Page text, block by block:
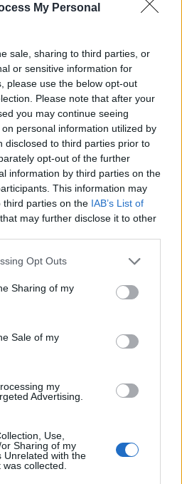
My Personal
sale, sharing to third parties, or
or sensitive information for
please use the below opt-out
Please note that after your
you may continue seeing
personal information utilized by
disclosed to third parties prior to
opt-out of the further
information by third parties on the
This information may
third parties on the IAB’s List of
that may further disclose it to other
app uses one or more Google
behaviour. You may click to
and its third-party tags to
purposes in below Google
Opt Outs
Sharing of my
Sale of my
my
Advertising.
Use,
Sharing of my
Unrelated with the
collected.
en freidora de aire
con recetas rápidas y